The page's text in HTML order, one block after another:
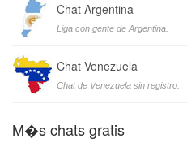
Chat Argentina
Liga con gente de Argentina.
Chat Venezuela
Chat de Venezuela sin registro.
M�s chats gratis